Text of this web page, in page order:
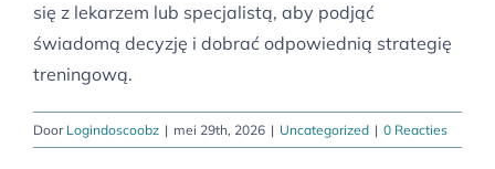
się z lekarzem lub specjalistą, aby podjąć
świadomą decyzję i dobrać odpowiednią strategię
treningową.
Door Logindoscoobz | mei 29th, 2026 | Uncategorized | 0 Reacties